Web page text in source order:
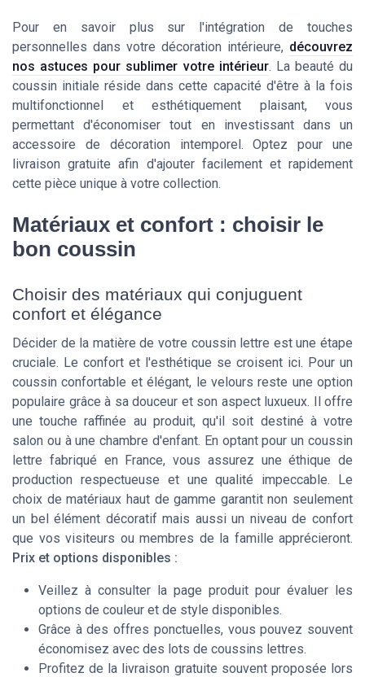
Pour en savoir plus sur l'intégration de touches
personnelles dans votre décoration intérieure, découvrez
nos astuces pour sublimer votre intérieur. La beauté du
coussin initiale réside dans cette capacité d'être à la fois
multifonctionnel et esthétiquement plaisant, vous
permettant d'économiser tout en investissant dans un
accessoire de décoration intemporel. Optez pour une
livraison gratuite afin d'ajouter facilement et rapidement
cette pièce unique à votre collection.
Matériaux et confort : choisir le
bon coussin
Choisir des matériaux qui conjuguent
confort et élégance
Décider de la matière de votre coussin lettre est une étape
cruciale. Le confort et l'esthétique se croisent ici. Pour un
coussin confortable et élégant, le velours reste une option
populaire grâce à sa douceur et son aspect luxueux. Il offre
une touche raffinée au produit, qu'il soit destiné à votre
salon ou à une chambre d'enfant. En optant pour un coussin
lettre fabriqué en France, vous assurez une éthique de
production respectueuse et une qualité impeccable. Le
choix de matériaux haut de gamme garantit non seulement
un bel élément décoratif mais aussi un niveau de confort
que vos visiteurs ou membres de la famille apprécieront.
Prix et options disponibles :
Veillez à consulter la page produit pour évaluer les
options de couleur et de style disponibles.
Grâce à des offres ponctuelles, vous pouvez souvent
économisez avec des lots de coussins lettres.
Profitez de la livraison gratuite souvent proposée lors